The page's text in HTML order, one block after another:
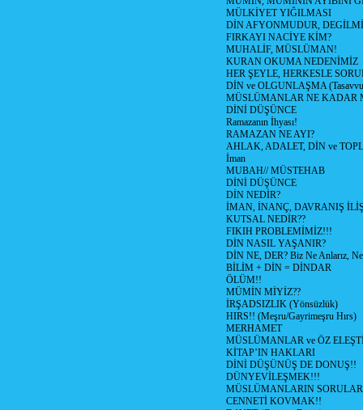
MÜLKİYET YIĞILMASI
DİN AFYONMUDUR,
FIRKAYI NACİYE KİM?
MUHALİF, MÜSLÜMAN!
KURAN OKUMA NEDENİMİZ
HER ŞEYLE, HERKESLE
DİN ve OLGUNLAŞMA
MÜSLÜMANLAR NE KADAR
DİNİ DÜŞÜNCE
Ramazanın İhyası!
RAMAZAN NE AYI?
AHLAK, ADALET, DİN ve
İman
MUBAH// MÜSTEHAB
DİNİ DÜŞÜNCE
DİN NEDİR?
İMAN, İNANÇ, DAVRANIŞ
KUTSAL NEDİR??
FIKIH PROBLEMİMİZ!!!
DİN NASIL YAŞANIR?
DİN NE, DER? Biz Ne Anlarız, Ne
BİLİM + DİN = DİNDAR
ÖLÜM!!
MÜMİN MİYİZ??
İRŞADSIZLIK (Yönsüzlük)
HIRS!! (Meşru/Gayrimeşru Hırs)
MERHAMET
MÜSLÜMANLAR ve ÖZ
KİTAP’IN HAKLARI
DİNİ DÜŞÜNÜŞ DE DONUŞ!!
DÜNYEVİLEŞMEK!!!
MÜSLÜMANLARIN
CENNETİ KOVMAK!!